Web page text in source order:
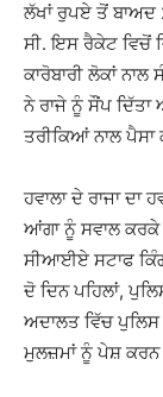
ਲੱਖਾਂ ਰੁਪਏ ਤੋਂ ਬਾਅਦ
ਸੀ. ਇਸ ਰੈਕੇਟ ਵਿਚੋਂ
ਕਾਰੋਬਾਰੀ ਲੋਕਾਂ
ਨੇ ਰਾਜੇ ਨੂੰ ਸੌਂਪ ਦਿੱਤਾ
ਤਰੀਕਿਆਂ ਨਾਲ ਪੈਸਾ
ਹਵਾਲਾ ਦੇ ਰਾਜਾ ਦਾ
ਆਂਗਾ ਨੂੰ ਸਵਾਲ ਕਰਕੇ
ਸੀਆਈਏ ਸਟਾਫ
ਦੋ ਦਿਨ ਪਹਿਲਾਂ,
ਅਦਾਲਤ ਵਿੱਚ
ਮੁਲਜ਼ਮਾਂ ਨੂੰ ਪੇਸ਼ ਕਰਨ